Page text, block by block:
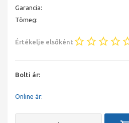
Garancia:
Tömeg:
Értékelje elsőként
Bolti ár:
Online ár: